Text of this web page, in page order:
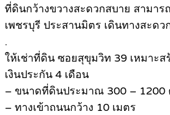
ที่ดินกว้างขวางสะดวกสบาย สามา
เพชรบุรี ประสานมิตร เดินทางสะด
.
ให้เช่าที่ดิน ซอยสุขุมวิท 39 เหมาะ
เงินประกัน 4 เดือน
– ขนาดที่ดินประมาณ 300 – 1200
– ทางเข้าถนนกว้าง 10 เมตร